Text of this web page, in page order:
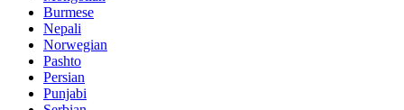
Burmese
Nepali
Norwegian
Pashto
Persian
Punjabi